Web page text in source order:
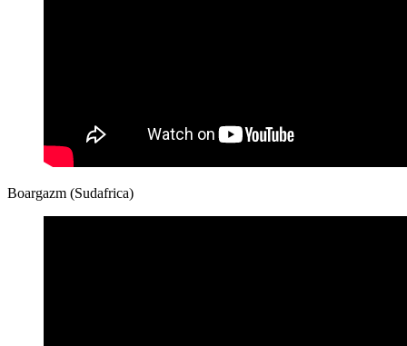
Boargazm (Sudafrica)